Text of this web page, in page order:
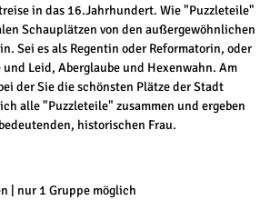
in das 16.Jahrhundert. Wie "Puzzleteile"
Schauplätzen von den außergewöhnlichen
Sei es als Regentin oder Reformatorin, oder
Leid, Aberglaube und Hexenwahn. Am
der Sie die schönsten Plätze der Stadt
alle "Puzzleteile" zusammen und ergeben
historischen Frau.
| nur 1 Gruppe möglich